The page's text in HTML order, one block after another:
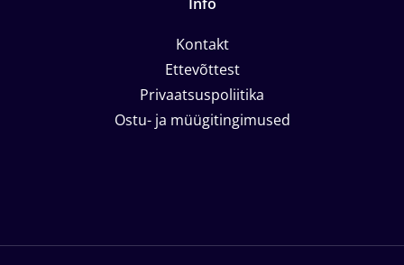
Kontakt
Ettevõttest
Privaatsuspoliitika
Ostu- ja müügitingimused